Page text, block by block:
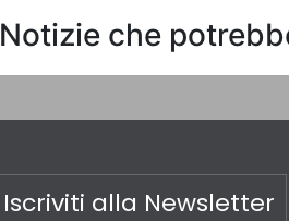
Notizie che
Iscriviti alla Newsletter